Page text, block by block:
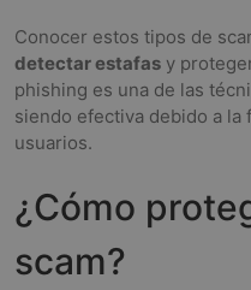
Conocer estos tipos de
detectar estafas y
phishing es una de las
siendo efectiva debido a la
usuarios.
¿Cómo
scam?